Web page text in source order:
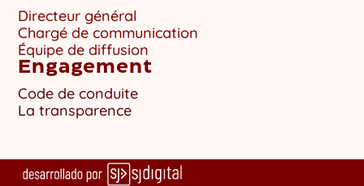
Directeur général
Chargé de communication
Équipe de diffusion
Engagement
Code de conduite
La transparence